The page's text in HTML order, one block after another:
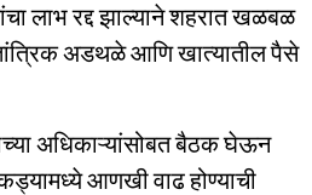
लाभ रद्द झाल्याने शहरात खळबळ
अडथळे आणि खात्यातील पैसे
अधिकाऱ्यांसोबत बैठक घेऊन
आणखी वाढ होण्याची